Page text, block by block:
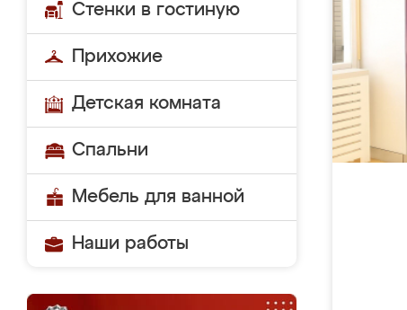
Стенки в гостиную
Прихожие
Детская комната
Спальни
Мебель для ванной
Наши работы